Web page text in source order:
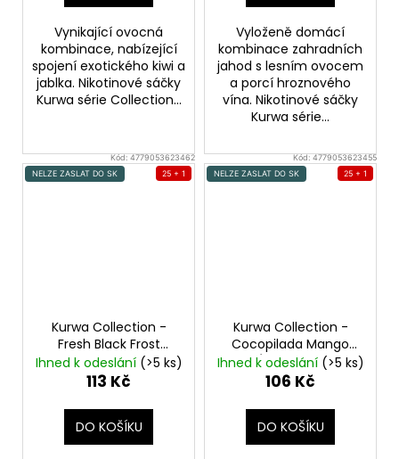
Vynikající ovocná
kombinace, nabízející
spojení exotického kiwi a
jablka. Nikotinové sáčky
Kurwa série Collection...
Vyloženě domácí
kombinace zahradních
jahod s lesním ovocem
a porcí hroznového
vína. Nikotinové sáčky
Kurwa série...
Kód: 4779053623462
NELZE ZASLAT DO SK
25 + 1
Kurwa Collection -
Fresh Black Frost
Cherry
Ihned k odeslání (>5 ks)
113 Kč
DO KOŠÍKU
Kód: 4779053623455
NELZE ZASLAT DO SK
25 + 1
Kurwa Collection -
Cocopilada Mango
Juicy(Mango, Ananas,
Kokos) Nikotinové
Ihned k odeslání (>5 ks)
106 Kč
DO KOŠÍKU